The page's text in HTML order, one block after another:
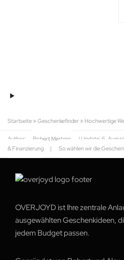
Startseite » Geschenkefinder » Hochwertige
Author: Robert Mertens | Update: 6.
& Finanzierung
| So wählen wir die
OVERJOYD ist Ihre zentrale
ausgewählten Geschenkideen,
jedem Budget passen.